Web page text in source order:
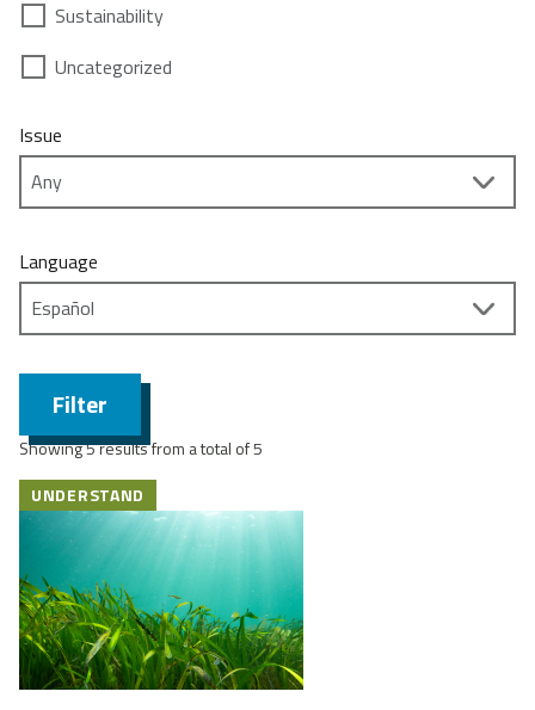
Sustainability
Uncategorized
Issue
Language
Filter
Showing 5 results from a total of 5
UNDERSTAND